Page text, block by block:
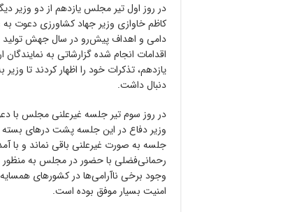
در روز اول تیر مجلس یازدهم از دو وزیر
کاظم خاوازی وزیر جهاد کشاورزی دعوت
دامی و اهداف پیش‌رو در سال جهش تولید
دنبال داشت.
در روز سوم تیر جلسه غیرعلنی مجلس با
وزیر دفاع در این جلسه پشت درهای بسته
جلسه‌ به صورت غیرعلنی باقی نماند و با
رحمانی‌فضلی با حضور در مجلس به منظور
وجود برخی ناآرامی‌ها در کشورهای همسایه،
امنیت بسیار موفق بوده است.